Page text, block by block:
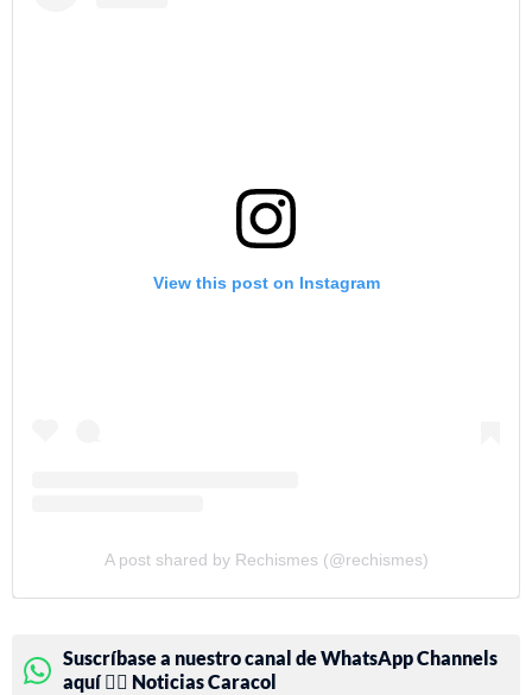
View this post on Instagram
A post shared by Rechismes (@rechismes)
Suscríbase a nuestro canal de WhatsApp Channels
aquí 👉🏻 Noticias Caracol